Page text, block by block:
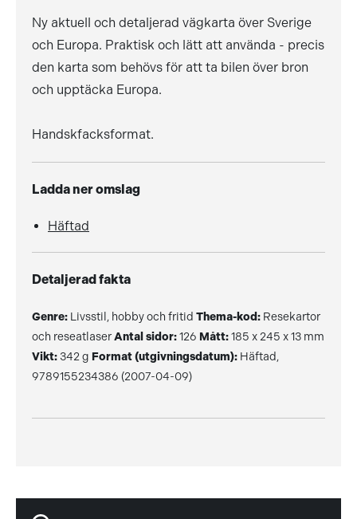
Ny aktuell och detaljerad vägkarta över Sverige
och Europa. Praktisk och lätt att använda - precis
den karta som behövs för att ta bilen över bron
och upptäcka Europa.
Handskfacksformat.
Ladda ner omslag
Häftad
Detaljerad fakta
Genre: Livsstil, hobby och fritid Thema-kod: Resekartor
och reseatlaserAntal sidor:126 Mått:185 x 245 x 13 mm
Vikt: 342 g Format (utgivningsdatum): Häftad,
9789155234386 (2007-04-09)